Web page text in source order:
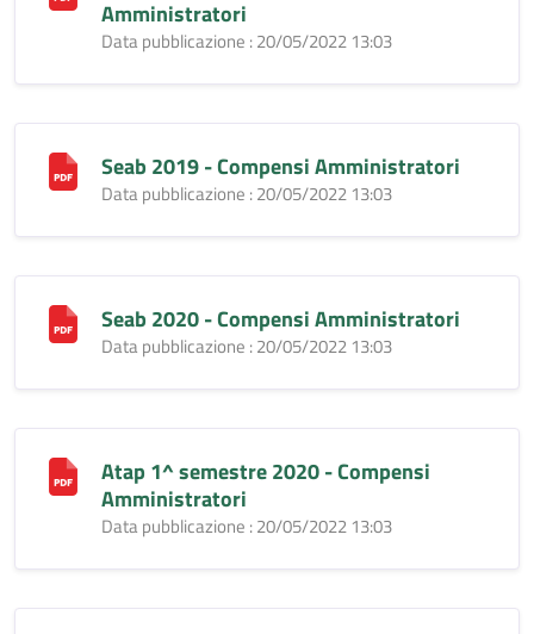
Amministratori
Data pubblicazione : 20/05/2022 13:03
Seab 2019 - Compensi Amministratori
Data pubblicazione : 20/05/2022 13:03
Seab 2020 - Compensi Amministratori
Data pubblicazione : 20/05/2022 13:03
Atap 1^ semestre 2020 - Compensi
Amministratori
Data pubblicazione : 20/05/2022 13:03